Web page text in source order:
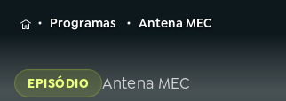
MENU
na
Rádio
Programas Antena MEC
EPISÓDIO Antena MEC